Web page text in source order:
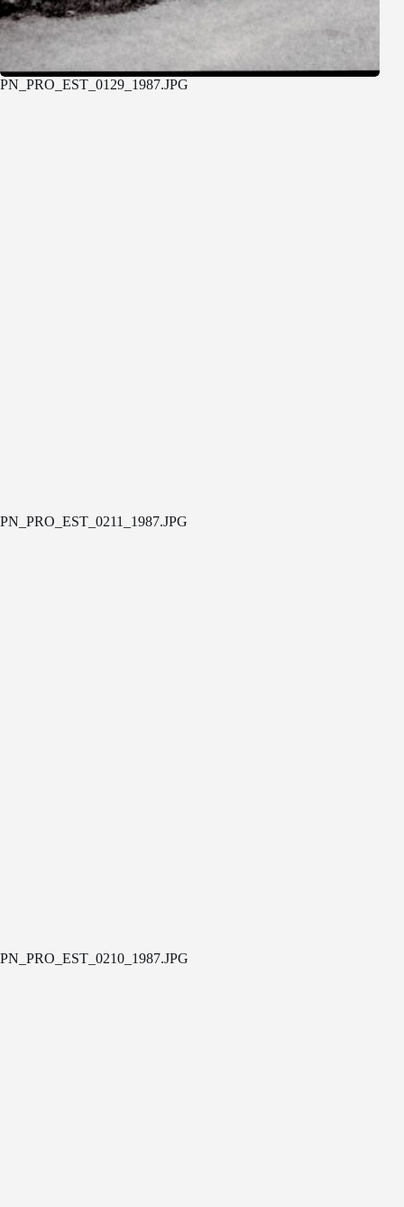
PN_PRO_EST_0129_1987.JPG
PN_PRO_EST_0211_1987.JPG
PN_PRO_EST_0210_1987.JPG